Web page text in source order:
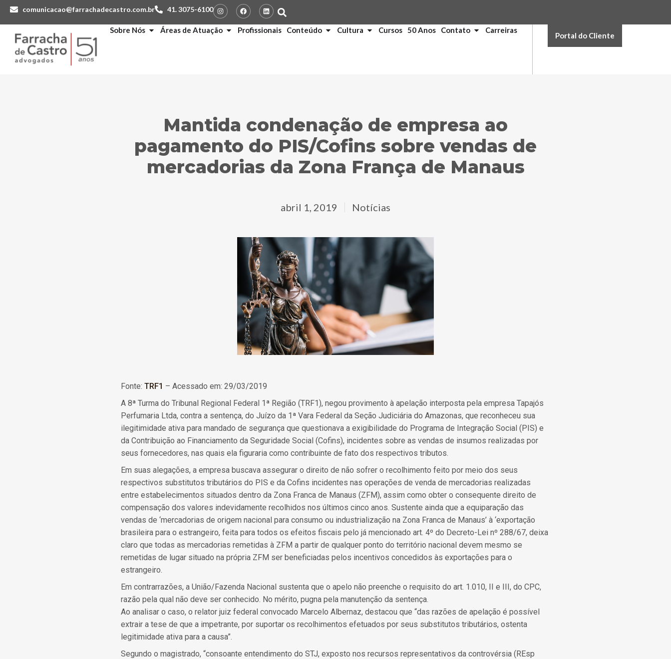
comunicacao@farrachadecastro.com.br 41. 3075-6100
Sobre Nós Áreas de Atuação Profissionais Conteúdo Cultura Cursos 50 Anos Contato Carreiras
Portal do Cliente
Mantida condenação de empresa ao
pagamento do PIS/Cofins sobre vendas de
mercadorias da Zona França de Manaus
abril 1, 2019 Notícias
Fonte: TRF1 – Acessado em: 29/03/2019
A 8ª Turma do Tribunal Regional Federal 1ª Região (TRF1), negou provimento à apelação interposta pela empresa Tapajós
Perfumaria Ltda, contra a sentença, do Juízo da 1ª Vara Federal da Seção Judiciária do Amazonas, que reconheceu sua
ilegitimidade ativa para mandado de segurança que questionava a exigibilidade do Programa de Integração Social (PIS) e
da Contribuição ao Financiamento da Seguridade Social (Cofins), incidentes sobre as vendas de insumos realizadas por
seus fornecedores, nas quais ela figuraria como contribuinte de fato dos respectivos tributos.
Em suas alegações, a empresa buscava assegurar o direito de não sofrer o recolhimento feito por meio dos seus
respectivos substitutos tributários do PIS e da Cofins incidentes nas operações de venda de mercadorias realizadas
entre estabelecimentos situados dentro da Zona Franca de Manaus (ZFM), assim como obter o consequente direito de
compensação dos valores indevidamente recolhidos nos últimos cinco anos. Sustente ainda que a equiparação das
vendas de ‘mercadorias de origem nacional para consumo ou industrialização na Zona Franca de Manaus’ à ‘exportação
brasileira para o estrangeiro, feita para todos os efeitos fiscais pelo já mencionado art. 4º do Decreto-Lei nº 288/67, deixa
claro que todas as mercadorias remetidas à ZFM a partir de qualquer ponto do território nacional devem mesmo se
remetidas de lugar situado na própria ZFM ser beneficiadas pelos incentivos concedidos às exportações para o
estrangeiro.
Em contrarrazões, a União/Fazenda Nacional sustenta que o apelo não preenche o requisito do art. 1.010, II e III, do CPC,
razão pela qual não deve ser conhecido. No mérito, pugna pela manutenção da sentença.
Ao analisar o caso, o relator juiz federal convocado Marcelo Albernaz, destacou que “das razões de apelação é possível
extrair a tese de que a impetrante, por suportar os recolhimentos efetuados por seus substitutos tributários, ostenta
legitimidade ativa para a causa”.
Segundo o magistrado, “consoante entendimento do STJ, exposto nos recursos representativos da controvérsia (REsp